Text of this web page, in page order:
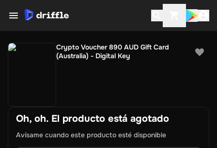
Crypto Voucher 890 AUD Gift Card
(Australia) - Digital Key
Oh, oh. El producto está agotado
Avísame cuando este producto esté disponible